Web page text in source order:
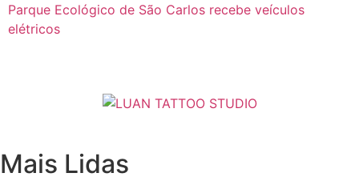
Parque Ecológico de São Carlos recebe veículos
elétricos
Mais Lidas